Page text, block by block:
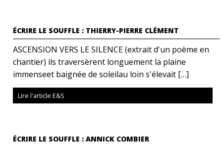
ÉCRIRE LE SOUFFLE : THIERRY-PIERRE CLÉMENT
ASCENSION VERS LE SILENCE (extrait d'un poème en
chantier) ils traversèrent longuement la plaine
immenseet baignée de soleilau loin s'élevait […]
Lire l'article E&S
ÉCRIRE LE SOUFFLE : ANNICK COMBIER